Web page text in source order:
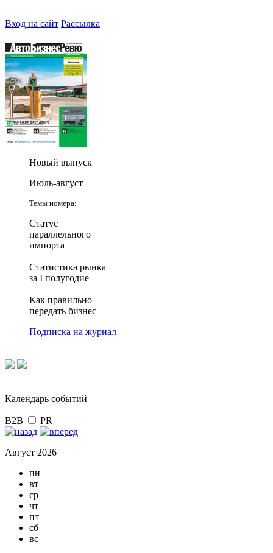
Вход на сайт Рассылка
Новый выпуск
Июль-август
Темы номера:
Статус
параллельного
импорта
Статистика рынка
за I полугодие
Как правильно
передать бизнес
Подписка на журнал
Календарь событий
B2B PR
Август 2026
пн
вт
ср
чт
пт
сб
вс